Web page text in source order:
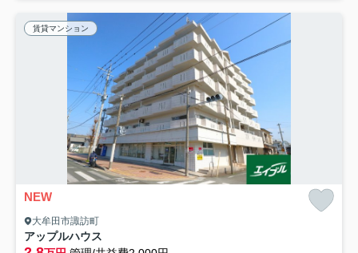
賃貸マンション
NEW
大牟田市諏訪町
アップルハウス